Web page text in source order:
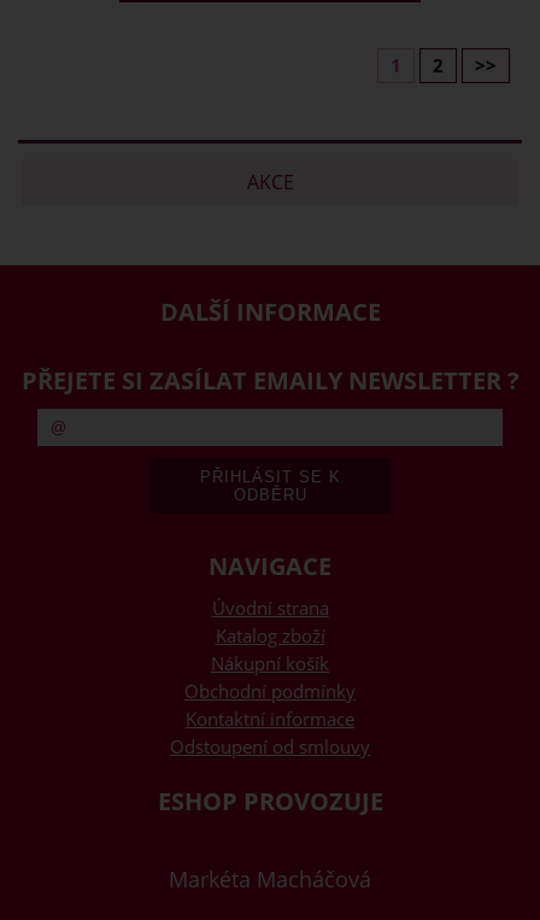
1 2 >>
AKCE
DALŠÍ INFORMACE
PŘEJETE SI ZASÍLAT EMAILY NEWSLETTER ?
NAVIGACE
Úvodní strana
Katalog zboží
Nákupní košík
Obchodní podmínky
Kontaktní informace
Odstoupení od smlouvy
ESHOP PROVOZUJE
Markéta Macháčová